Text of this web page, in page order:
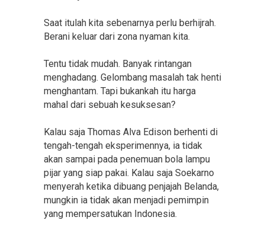
Saat itulah kita sebenarnya perlu berhijrah.
Berani keluar dari zona nyaman kita.
Tentu tidak mudah. Banyak rintangan
menghadang. Gelombang masalah tak henti
menghantam. Tapi bukankah itu harga
mahal dari sebuah kesuksesan?
Kalau saja Thomas Alva Edison berhenti di
tengah-tengah eksperimennya, ia tidak
akan sampai pada penemuan bola lampu
pijar yang siap pakai. Kalau saja Soekarno
menyerah ketika dibuang penjajah Belanda,
mungkin ia tidak akan menjadi pemimpin
yang mempersatukan Indonesia.